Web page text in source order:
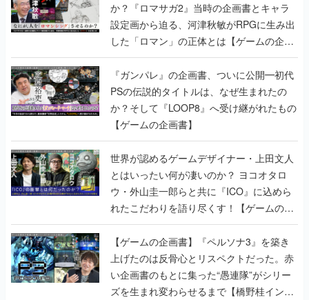
か？『ロマサガ2』当時の企画書とキャラ
設定画から迫る、河津秋敏がRPGに生み出
した「ロマン」の正体とは【ゲームの企画
書】
『ガンパレ』の企画書、ついに公開━初代
PSの伝説的タイトルは、なぜ生まれたの
か？そして『LOOP8』へ受け継がれたもの
【ゲームの企画書】
世界が認めるゲームデザイナー・上田文人
とはいったい何が凄いのか？ ヨコオタロ
ウ・外山圭一郎らと共に『ICO』に込めら
れたこだわりを語り尽くす！【ゲームの企
画書】
【ゲームの企画書】『ペルソナ3』を築き
上げたのは反骨心とリスペクトだった。赤
い企画書のもとに集った“愚連隊”がシリー
ズを生まれ変わらせるまで【橋野桂インタ